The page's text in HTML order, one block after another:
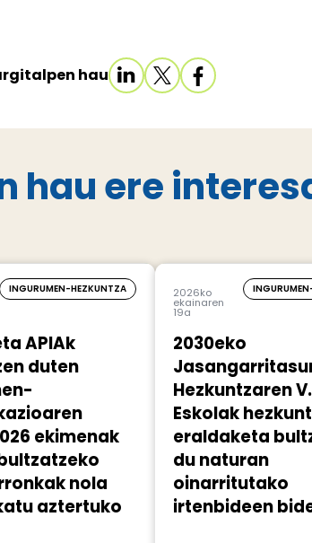
hau
hau ere
INGURUMEN-HEZKUNTZA
APIAk
duten
ekimenak
nola
aztertuko
2026ko
ekainaren
19a
2030eko
Hezkuntzaren V.
Eskolak
eraldaketa
du naturan
oinarritutako
irtenbideen